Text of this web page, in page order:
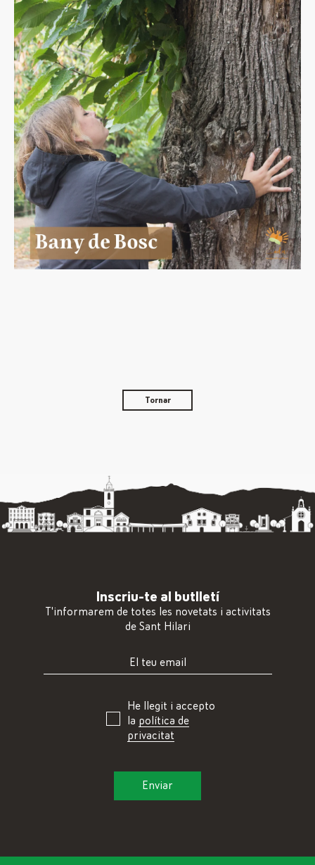
Tornar
Inscriu-te al butlletí
T'informarem de totes les novetats i activitats
de Sant Hilari
He llegit i accepto
la política de
privacitat